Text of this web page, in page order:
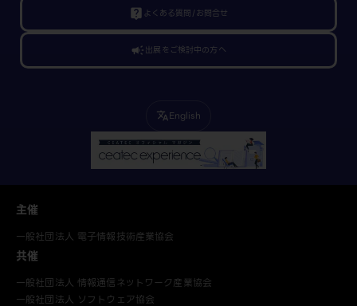
live_help よくある質問/お問合せ
campaign出展をご検討中の方へ
translateEnglish
主催
一般社団法人 電子情報技術産業協会
共催
一般社団法人 情報通信ネットワーク産業協会
一般社団法人 ソフトウェア協会